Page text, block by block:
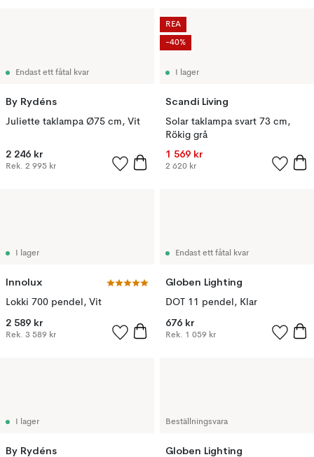
Endast ett fåtal kvar
By Rydéns
Juliette taklampa Ø75 cm, Vit
2 246 kr
Rek. 2 995 kr
I lager
Scandi Living
Solar taklampa svart 73 cm,
Rökig grå
1 569 kr
2 620 kr
REA
-40%
I lager
Innolux
Lokki 700 pendel, Vit
2 589 kr
Rek. 3 589 kr
Endast ett fåtal kvar
Globen Lighting
DOT 11 pendel, Klar
676 kr
Rek. 1 059 kr
I lager
By Rydéns
Beställningsvara
Globen Lighting